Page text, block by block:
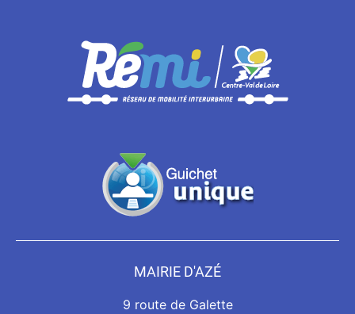
MAIRIE D'AZÉ
9 route de Galette